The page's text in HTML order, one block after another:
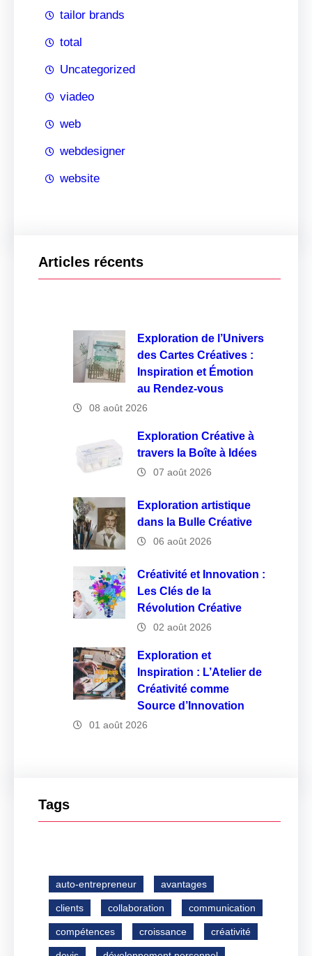
tailor brands
total
Uncategorized
viadeo
web
webdesigner
website
Articles récents
Exploration de l’Univers
des Cartes Créatives :
Inspiration et Émotion
au Rendez-vous
08 août 2026
Exploration Créative à
travers la Boîte à Idées
07 août 2026
Exploration artistique
dans la Bulle Créative
06 août 2026
Créativité et Innovation :
Les Clés de la
Révolution Créative
02 août 2026
Exploration et
Inspiration : L’Atelier de
Créativité comme
Source d’Innovation
01 août 2026
Tags
auto-entrepreneur avantages
clients collaboration communication
compétences croissance créativité